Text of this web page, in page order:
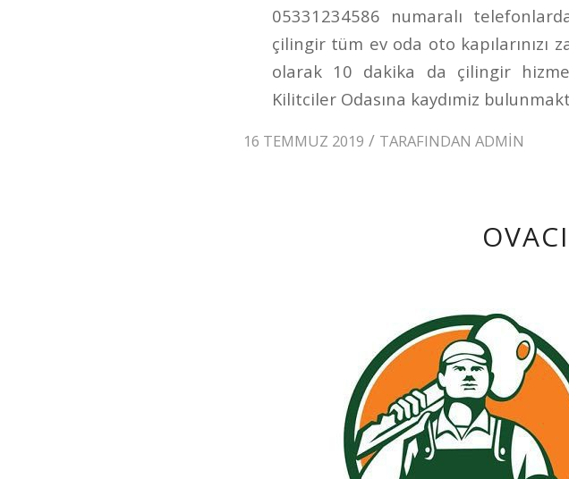
05331234586 numaralı
çilingir tüm ev oda oto kapılarınızı
olarak 10 dakika da çilingir
Kilitciler Odasına kaydımiz
16 TEMMUZ 2019 / TARAFINDAN ADMIN